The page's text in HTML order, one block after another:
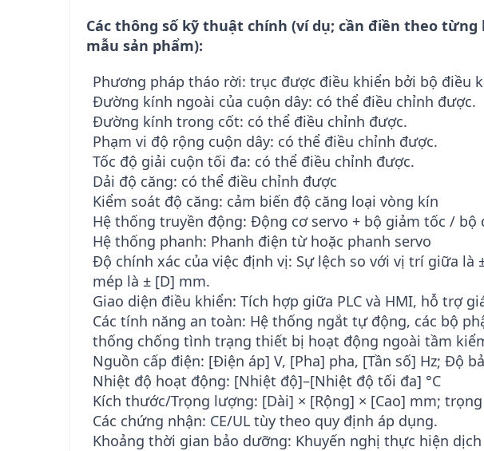
Các thông số kỹ thuật chính (ví dụ; cần điền theo
mẫu sản phẩm):
Phương pháp tháo rời: trục được điều khiển bởi bộ điều
Đường kính ngoài của cuộn dây: có thể điều chỉnh được.
Đường kính trong cốt: có thể điều chỉnh được.
Phạm vi độ rộng cuộn dây: có thể điều chỉnh được.
Tốc độ giải cuộn tối đa: có thể điều chỉnh được.
Dải độ căng: có thể điều chỉnh được
Kiểm soát độ căng: cảm biến độ căng loại vòng kín
Hệ thống truyền động: Động cơ servo + bộ giảm tốc / bộ
Hệ thống phanh: Phanh điện từ hoặc phanh servo
Độ chính xác của việc định vị: Sự lệch so với vị trí giữa
mép là ± [D] mm.
Giao diện điều khiển: Tích hợp giữa PLC và HMI, hỗ trợ
Các tính năng an toàn: Hệ thống ngắt tự động, các bộ
thống chống tình trạng thiết bị hoạt động ngoài tầm
Nguồn cấp điện: [Điện áp] V, [Pha] pha, [Tần số] Hz; Độ
Nhiệt độ hoạt động: [Nhiệt độ]–[Nhiệt độ tối đa] °C
Kích thước/Trọng lượng: [Dài] × [Rộng] × [Cao] mm;
Các chứng nhận: CE/UL tùy theo quy định áp dụng.
Khoảng thời gian bảo dưỡng: Khuyến nghị thực hiện